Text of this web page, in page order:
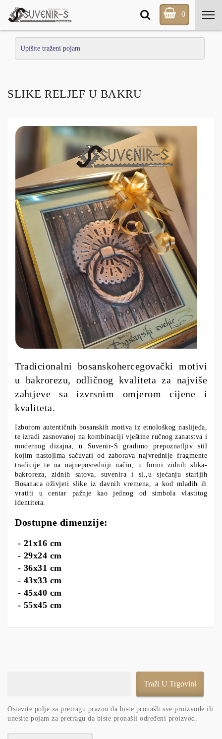
0
SLIKE RELJEF U BAKRU
Tradicionalni bosanskohercegovački motivi
u bakrorezu, odličnog kvaliteta za najviše
zahtjeve sa izvrsnim omjerom cijene i
kvaliteta.
Izborom autentičnih bosanskih motiva iz etnološkog naslijeđa,
te izradi zasnovanoj na kombinaciji vještine ručnog zanatstva i
modernog dizajna, u Suvenir-S gradimo prepoznatljiv stil
kojim nastojima sačuvati od zaborava najvrednije fragmente
tradicije te na najneposredniji način, u formi zidnih slika-
bakroreza, zidnih satova, suvenira i sl.,u sjećanju starijih
Bosanaca oživjeti slike iz davnih vremena, a kod mlađih ih
vratiti u centar pažnje kao jednog od simbola vlastitog
identiteta.
Dostupne dimenzije:
- 21x16 cm
- 29x24 cm
- 36x31 cm
- 43x33 cm
- 45x40 cm
- 55x45 cm
Ostavite polje za pretragu prazno da biste pronašli sve proizvode ili
unesite pojam za pretragu da biste pronašli određeni proizvod.